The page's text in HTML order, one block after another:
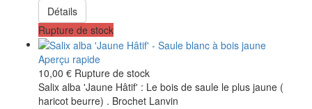
Détails
Rupture de stock
Aperçu rapide
10,00 € Rupture de stock
Salix alba 'Jaune Hâtif' : Le bois de saule le plus jaune (
haricot beurre) . Brochet Lanvin